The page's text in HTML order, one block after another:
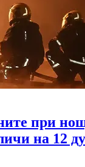
при
на 12